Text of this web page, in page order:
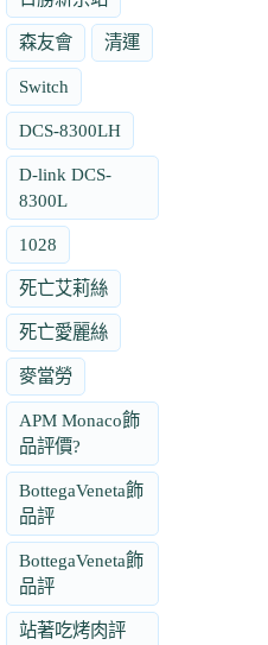
森友會 清運
Switch
DCS-8300LH
D-link DCS-
8300L
1028
死亡艾莉絲
死亡愛麗絲
麥當勞
APM Monaco飾
品評價?
BottegaVeneta飾
品評
BottegaVeneta飾
品評
站著吃烤肉評